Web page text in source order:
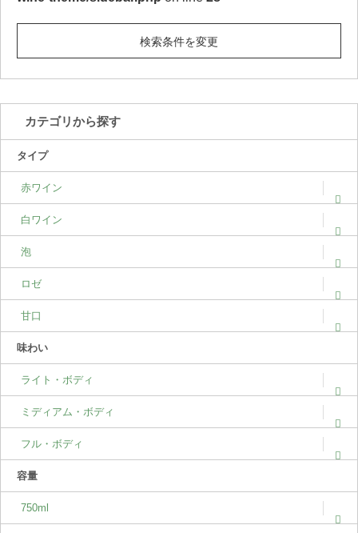
検索条件を変更
カテゴリから探す
タイプ
赤ワイン
白ワイン
泡
ロゼ
甘口
味わい
ライト・ボディ
ミディアム・ボディ
フル・ボディ
容量
750ml